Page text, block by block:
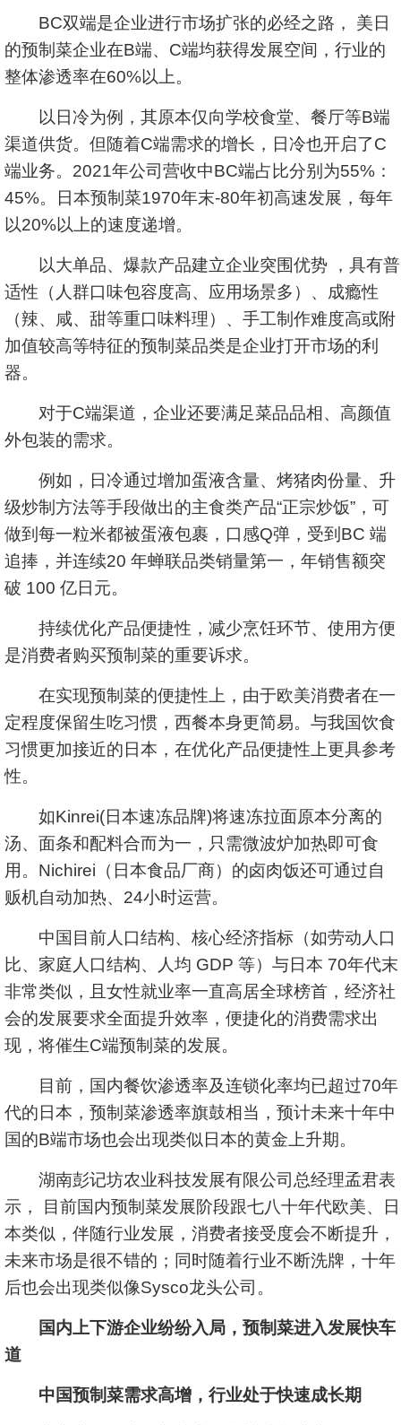
BC双端是企业进行市场扩张的必经之路， 美日
的预制菜企业在B端、C端均获得发展空间，行业的
整体渗透率在60%以上。
以日冷为例，其原本仅向学校食堂、餐厅等B端
渠道供货。但随着C端需求的增长，日冷也开启了C
端业务。2021年公司营收中BC端占比分别为55%：
45%。日本预制菜1970年末-80年初高速发展，每年
以20%以上的速度递增。
以大单品、爆款产品建立企业突围优势 ，具有普
适性（人群口味包容度高、应用场景多）、成瘾性
（辣、咸、甜等重口味料理）、手工制作难度高或附
加值较高等特征的预制菜品类是企业打开市场的利
器。
对于C端渠道，企业还要满足菜品品相、高颜值
外包装的需求。
例如，日冷通过增加蛋液含量、烤猪肉份量、升
级炒制方法等手段做出的主食类产品“正宗炒饭”，可
做到每一粒米都被蛋液包裹，口感Q弹，受到BC 端
追捧，并连续20 年蝉联品类销量第一，年销售额突
破 100 亿日元。
持续优化产品便捷性，减少烹饪环节、使用方便
是消费者购买预制菜的重要诉求。
在实现预制菜的便捷性上，由于欧美消费者在一
定程度保留生吃习惯，西餐本身更简易。与我国饮食
习惯更加接近的日本，在优化产品便捷性上更具参考
性。
如Kinrei(日本速冻品牌)将速冻拉面原本分离的
汤、面条和配料合而为一，只需微波炉加热即可食
用。Nichirei（日本食品厂商）的卤肉饭还可通过自
贩机自动加热、24小时运营。
中国目前人口结构、核心经济指标（如劳动人口
比、家庭人口结构、人均 GDP 等）与日本 70年代末
非常类似，且女性就业率一直高居全球榜首，经济社
会的发展要求全面提升效率，便捷化的消费需求出
现，将催生C端预制菜的发展。
目前，国内餐饮渗透率及连锁化率均已超过70年
代的日本，预制菜渗透率旗鼓相当，预计未来十年中
国的B端市场也会出现类似日本的黄金上升期。
湖南彭记坊农业科技发展有限公司总经理孟君表
示， 目前国内预制菜发展阶段跟七八十年代欧美、日
本类似，伴随行业发展，消费者接受度会不断提升，
未来市场是很不错的；同时随着行业不断洗牌，十年
后也会出现类似像Sysco龙头公司。
国内上下游企业纷纷入局，预制菜进入发展快车
道
中国预制菜需求高增，行业处于快速成长期